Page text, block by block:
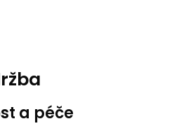
a péče